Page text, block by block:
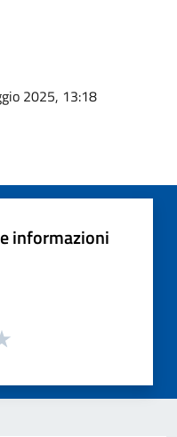
2025, 13:18
informazioni